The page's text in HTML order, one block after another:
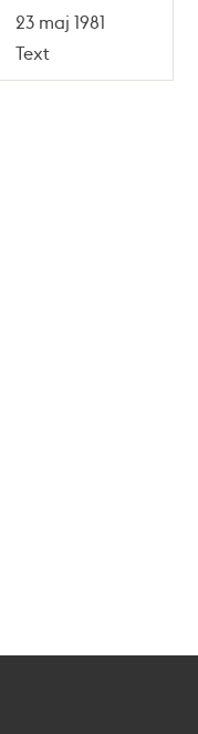
23 maj 1981
Text